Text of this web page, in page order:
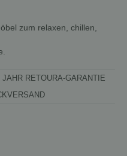
zum relaxen, chillen,
JAHR RETOURA-GARANTIE